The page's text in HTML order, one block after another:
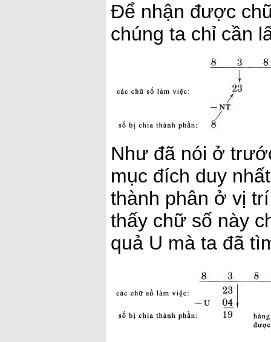
Để nhận được
chúng ta chỉ cần
Như đã nói ở
mục đích duy
thành phân ở vị
thấy chữ số này
quả U mà ta đã